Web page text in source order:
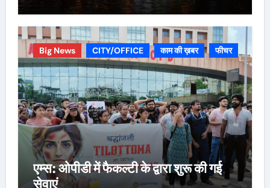
Big News CITY/OFFICE काम की ख़बर फीचर
एम्स: ओपीडी में फैकल्टी के द्वारा शुरू की गई
सेवाएं